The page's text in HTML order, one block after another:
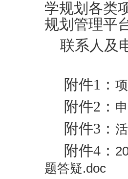
学规划各类
规划管理平
联系人及
附件1：
附件2：
附件3：
附件4：
题答疑.doc